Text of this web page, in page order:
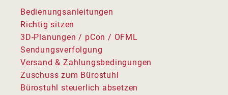
Bedienungsanleitungen
Richtig sitzen
3D-Planungen / pCon / OFML
Sendungsverfolgung
Versand & Zahlungsbedingungen
Zuschuss zum Bürostuhl
Bürostuhl steuerlich absetzen